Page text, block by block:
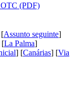
OTC (PDF)
Assunto seguinte]
[La Palma]
] [Canárias] [Via